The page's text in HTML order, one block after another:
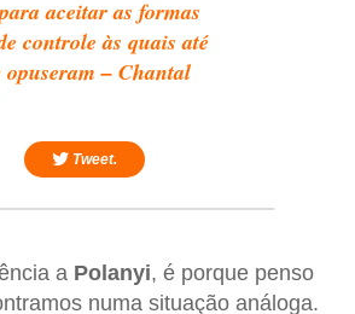
aceitar as formas
controle às quais até
opuseram – Chantal
Tweet.
a Polanyi, é porque penso
numa situação análoga.